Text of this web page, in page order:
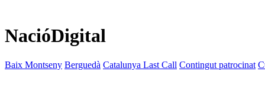
NacióDigital
Baix Montseny Berguedà Catalunya Last Call Contingut patrocinat